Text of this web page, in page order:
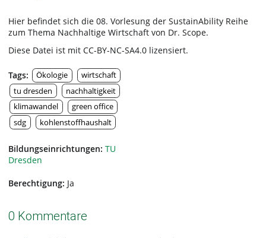
Hier befindet sich die 08. Vorlesung der SustainAbility Reihe
zum Thema Nachhaltige Wirtschaft von Dr. Scope.
Diese Datei ist mit CC-BY-NC-SA4.0 lizensiert.
Tags: Ökologie
wirtschaft
tu dresden
nachhaltigkeit
klimawandel
green office
sdg
kohlenstoffhaushalt
Bildungseinrichtungen: TU
Dresden
Berechtigung: Ja
0 Kommentare